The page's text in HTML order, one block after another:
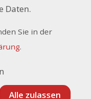
diesem Artikel ›
Daten.
Sie in der
.
Alle zulassen